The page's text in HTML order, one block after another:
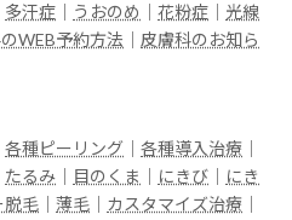
多汗症 うおのめ 花粉症
光線
WEB予約方法
皮膚科のお知ら
各種ピーリング 各種導入治療
たるみ 目のくま にきび
にき
脱毛 薄毛 カスタマイズ治療